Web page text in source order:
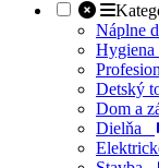
Náplne
Hygiena
Detský
Dom a
Dielňa